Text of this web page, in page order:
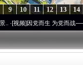
14
13
12
11
10
9
因党而生 为党而战——百年“